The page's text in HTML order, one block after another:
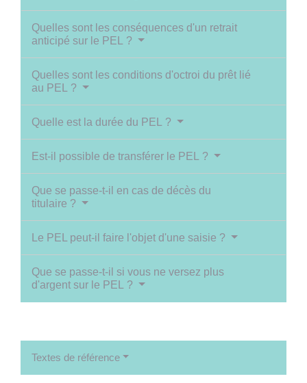
Quelles sont les conséquences d'un retrait
anticipé sur le PEL ?
Quelles sont les conditions d'octroi du prêt lié
au PEL ?
Quelle est la durée du PEL ?
Est-il possible de transférer le PEL ?
Que se passe-t-il en cas de décès du
titulaire ?
Le PEL peut-il faire l'objet d'une saisie ?
Que se passe-t-il si vous ne versez plus
d'argent sur le PEL ?
Textes de référence